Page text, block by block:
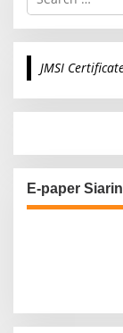
r
c
o
JMSI
E-paper